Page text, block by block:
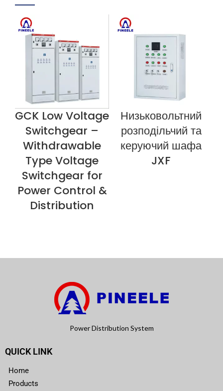
ПЕРЕГЛЯНУТИ ЗАРАЗ
GCK Low Voltage
Switchgear –
Withdrawable
Type Voltage
Switchgear for
Power Control &
Distribution
ПЕРЕГЛЯНУТИ ЗАРАЗ
Низьковольтний
розподільчий та
керуючий шафа
JXF
Power Distribution System
QUICK LINK
Home
Products